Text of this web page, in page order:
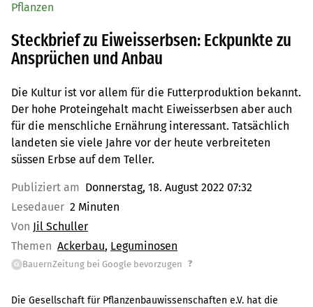
Pflanzen
Steckbrief zu Eiweisserbsen: Eckpunkte zu
Ansprüchen und Anbau
Die Kultur ist vor allem für die Futterproduktion bekannt.
Der hohe Proteingehalt macht Eiweisserbsen aber auch
für die menschliche Ernährung interessant. Tatsächlich
landeten sie viele Jahre vor der heute verbreiteten
süssen Erbse auf dem Teller.
Publiziert am Donnerstag, 18. August 2022 07:32
Lesedauer 2 Minuten
Von Jil Schuller
Themen Ackerbau Leguminosen
G BauernZeitung bei Google bevorzugen ?
Die Gesellschaft für Pflanzenbauwissenschaften e.V. hat die